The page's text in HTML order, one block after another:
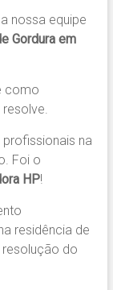
nossa equipe
Gordura em
como
resolve.
na
Foi o
HP!
residência de
do